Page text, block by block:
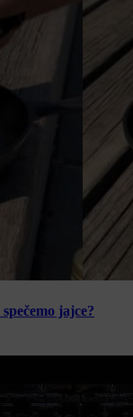
jajce?